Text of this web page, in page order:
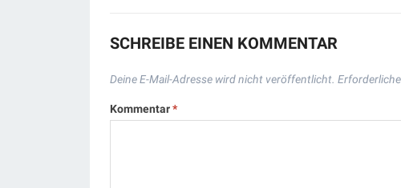
SCHREIBE EINEN KOMMENTAR
Deine E-Mail-Adresse wird nicht veröffentlicht.
Kommentar*